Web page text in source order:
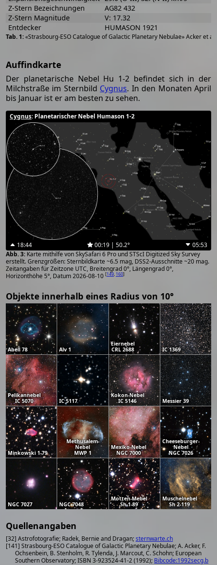
«Strasbourg-ESO Catalogue of Galactic Planetary Nebulae» Acker et
Z-Stern Bezeichnungen
AG82 432
Z-Stern Magnitude
V: 17.32
Entdecker
HUMASON 1921
Auffindkarte
Der planetarische Nebel Hu 1-2 befindet sich in der
Milchstraße im Sternbild Cygnus. In den Monaten April
bis Januar ist er am besten zu sehen.
Cygnus: Planetarischer Nebel Humason 1-2
18:44 00:19 | 50.2°
05:53
Karte mithilfe von SkySafari 6 Pro und STScI Digitized Sky Survey
erstellt. Grenzgrößen: Sternbildkarte ~6.5 mag, DSS2-Ausschnitte ~20 mag.
Zeitangaben für Zeitzone UTC, Breitengrad 0°, Längengrad 0°,
Horizonthöhe 5°, Datum 2026-08-10 [149, 160]
Objekte innerhalb eines Radius von 10°
Abell 78 Alv 1
Eiernebel
CRL 2688
IC 1369
Pelikannebel
IC 5070
IC 5117
Kokon-Nebel
IC 5146
Messier 39
Minkowski 1-79
Methusalem-
Nebel
MWP 1
Mexiko-Nebel
NGC 7000
Cheeseburger-
Nebel
NGC 7026
NGC 7027 NGC 7048
Motten-Mebel
Sh 1-89
Muschelnebel
Sh 2-119
Quellenangaben
[32] Astrofotografie; Radek, Bernie and Dragan;sternwarte.ch
[141] Strasbourg-ESO Catalogue of Galactic Planetary Nebulae; A. Acker, F.
Ochsenbein, B. Stenholm, R. Tylenda, J. Marcout, C. Schohn; European
Southern Observatory; ISBN 3-923524-41-2 (1992); Bibcode:1992secg.b